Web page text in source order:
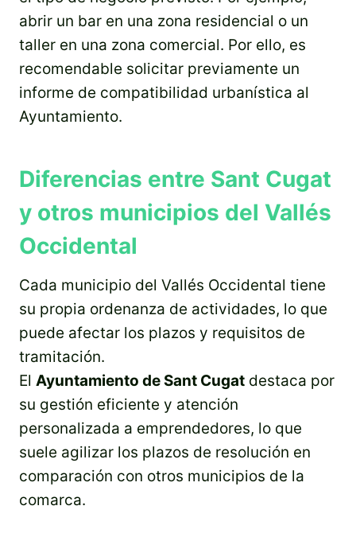
abrir un bar en una zona residencial o un
taller en una zona comercial. Por ello, es
recomendable solicitar previamente un
informe de compatibilidad urbanística al
Ayuntamiento.
Diferencias entre Sant Cugat
y otros municipios del Vallés
Occidental
Cada municipio del Vallés Occidental tiene
su propia ordenanza de actividades, lo que
puede afectar los plazos y requisitos de
tramitación.
El Ayuntamiento de Sant Cugat destaca por
su gestión eficiente y atención
personalizada a emprendedores, lo que
suele agilizar los plazos de resolución en
comparación con otros municipios de la
comarca.